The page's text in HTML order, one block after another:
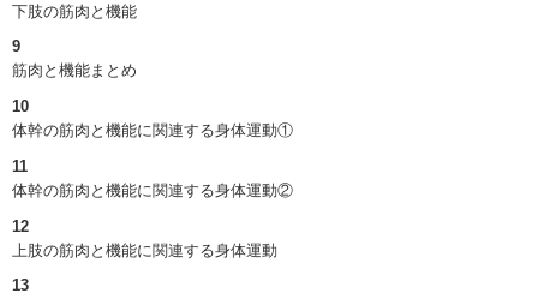
下肢の筋肉と機能
9
筋肉と機能まとめ
10
体幹の筋肉と機能に関連する身体運動①
11
体幹の筋肉と機能に関連する身体運動②
12
上肢の筋肉と機能に関連する身体運動
13